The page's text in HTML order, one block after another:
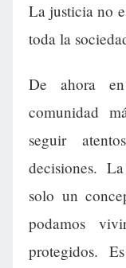
La justicia no
toda la
De ahora
comunidad
seguir
decisiones.
solo un
podamos
protegidos.